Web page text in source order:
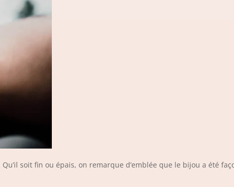
soit fin ou épais, on remarque d’emblée que le bijou a été